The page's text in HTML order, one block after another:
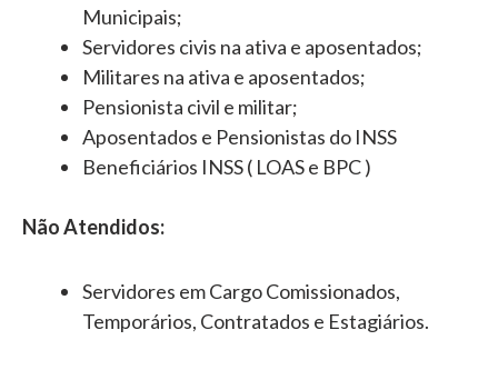
Municipais;
Servidores civis na ativa e aposentados;
Militares na ativa e aposentados;
Pensionista civil e militar;
Aposentados e Pensionistas do INSS
Beneficiários INSS ( LOAS e BPC )
Não Atendidos:
Servidores em Cargo Comissionados,
Temporários, Contratados e Estagiários.